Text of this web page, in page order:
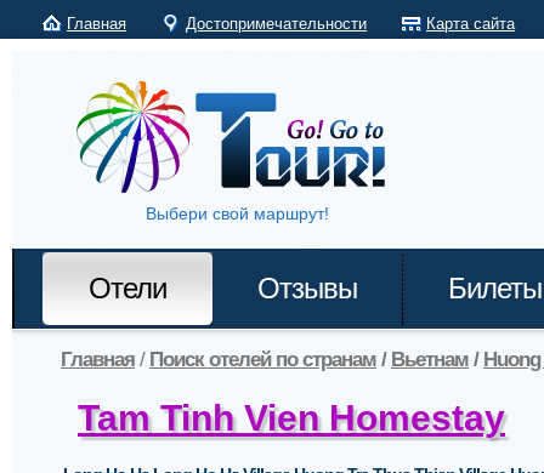
Главная Достопримечательности Карта сайта
Выбери свой маршрут!
Отели Отзывы Билеты
Главная / Поиск отелей по странам / Вьетнам / Huong
Tam Tinh Vien Homestay